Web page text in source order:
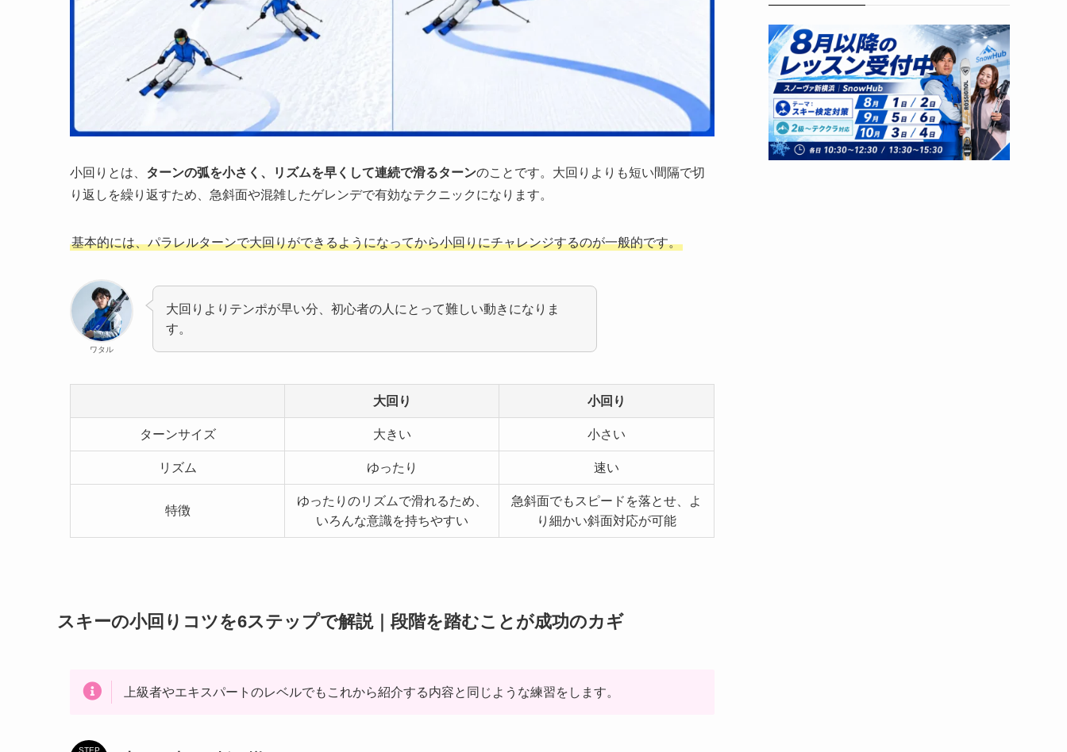
小回りとは、 ターンの弧を小さく、リズムを早くして連続で滑るターンのことです。大回りよりも短い間隔で切
り返しを繰り返すため、急斜面や混雑したゲレンデで有効なテクニックになります。
基本的には、パラレルターンで大回りができるようになってから小回りにチャレンジするのが一般的です。
ワタル
大回りよりテンポが早い分、初心者の人にとって難しい動きになりま
す。
大回り 小回り
ターンサイズ 大きい 小さい
リズム ゆったり 速い
特徴
ゆったりのリズムで滑れるため、
いろんな意識を持ちやすい
急斜面でもスピードを落とせ、よ
り細かい斜面対応が可能
スキーの小回りコツを6ステップで解説｜段階を踏むことが成功のカギ
上級者やエキスパートのレベルでもこれから紹介する内容と同じような練習をします。
STEP